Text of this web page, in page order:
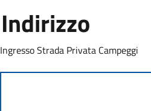
Indirizzo
Ingresso Strada Privata Campeggi